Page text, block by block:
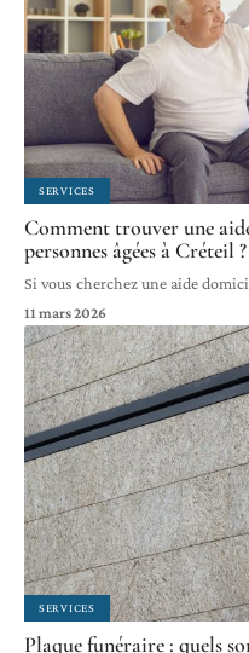
SERVICES
Comment trouver une
personnes âgées à Créteil ?
Si vous cherchez une aide
11 mars 2026
SERVICES
Plaque funéraire : quels